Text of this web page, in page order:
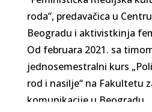
roda”, predavačica u
Beogradu i aktivistkinja
Od februara 2021. sa
jednosemestralni kurs
rod i nasilje“ na Fakultetu
komunikacije u Beogradu.